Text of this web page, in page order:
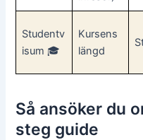
Studentv
isum 🎓
Kursens
längd
Så ansöker du
steg guide